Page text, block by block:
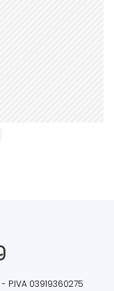
- P.IVA 03919360275